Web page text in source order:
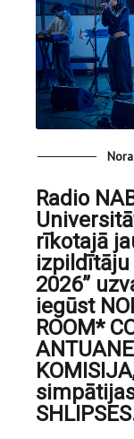
Radio
rīkotajā
izpildītāju
2026”
iegūst
ROOM*